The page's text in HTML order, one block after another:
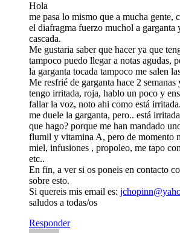
Hola
me pasa lo mismo que a mucha gente,
el diafragma fuerzo muchol a garganta
cascada.
Me gustaria saber que hacer ya que
tampoco puedo llegar a notas agudas,
la garganta tocada tampoco me salen
Me resfrié de garganta hace 2 semanas
tengo irritada, roja, hablo un poco y
fallar la voz, noto ahi como está
me duele la garganta, pero.. está
que hago? porque me han mandado
flumil y vitamina A, pero de momento
miel, infusiones , propoleo, me tapo
etc..
En fin, a ver si os poneis en contacto
sobre esto.
Si quereis mis email es:
saludos a todas/os
Responder